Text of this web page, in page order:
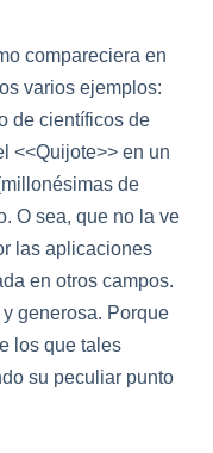
compareciera en
varios ejemplos:
de científicos de
<<Quijote>> en un
de
O sea, que no la ve
las aplicaciones
en otros campos.
generosa. Porque
los que tales
su peculiar punto